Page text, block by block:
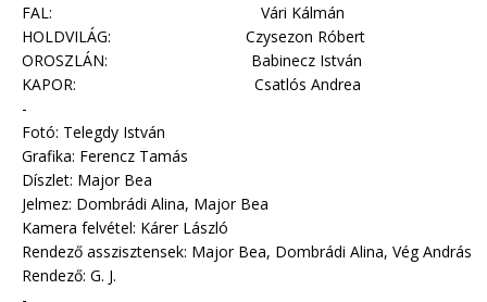
FAL: Vári Kálmán
HOLDVILÁG: Czysezon Róbert
OROSZLÁN: Babinecz István
KAPOR: Csatlós Andrea
-
Fotó: Telegdy István
Grafika: Ferencz Tamás
Díszlet: Major Bea
Jelmez: Dombrádi Alina, Major Bea
Kamera felvétel: Kárer László
Rendező asszisztensek: Major Bea, Dombrádi Alina, Vég András
Rendező: G. J.